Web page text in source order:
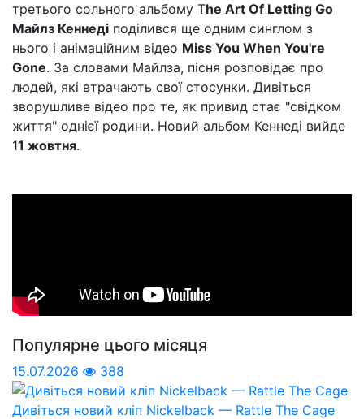
третього сольного альбому The Art Of Letting Go
Майлз Кеннеді поділився ще одним синглом з
нього і анімаційним відео Miss You When You're
Gone. За словами Майлза, пісня розповідає про
людей, які втрачають свої стосунки. Дивіться
зворушливе відео про те, як привид стає "свідком
життя" однієї родини. Новий альбом Кеннеді вийде
11 жовтня.
Популярне цього місяця
15.07.2026 388
Дивіться новий кліп Nickelback — Rattle The Cage